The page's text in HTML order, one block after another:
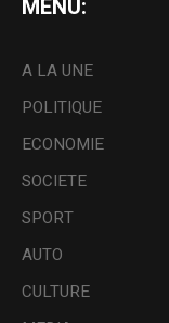
MENU:
A LA UNE
POLITIQUE
ECONOMIE
SOCIETE
SPORT
AUTO
CULTURE